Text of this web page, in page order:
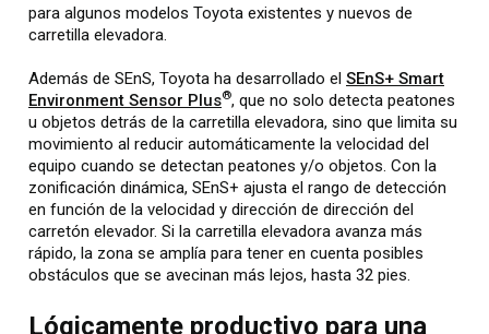
para algunos modelos Toyota existentes y nuevos de
carretilla elevadora.
Además de SEnS, Toyota ha desarrollado el SEnS+ Smart
Environment Sensor Plus®, que no solo detecta peatones
u objetos detrás de la carretilla elevadora, sino que limita su
movimiento al reducir automáticamente la velocidad del
equipo cuando se detectan peatones y/o objetos. Con la
zonificación dinámica, SEnS+ ajusta el rango de detección
en función de la velocidad y dirección de dirección del
carretón elevador. Si la carretilla elevadora avanza más
rápido, la zona se amplía para tener en cuenta posibles
obstáculos que se avecinan más lejos, hasta 32 pies.
Lógicamente productivo para una